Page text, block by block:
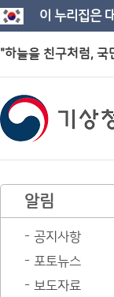
이 누리집은
"하늘을 친구처럼, 국
알림
공지사항
포토뉴스
보도자료